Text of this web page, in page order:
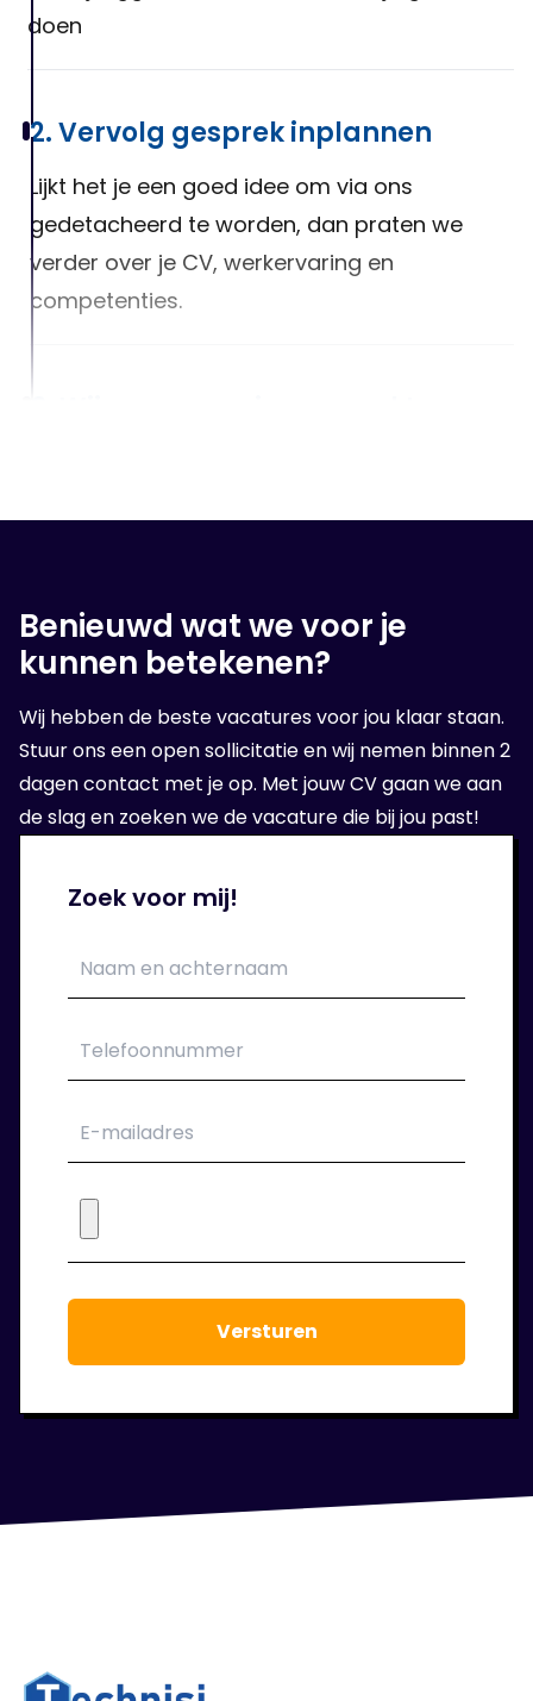
doen
2. Vervolg gesprek inplannen
Lijkt het je een goed idee om via ons
gedetacheerd te worden, dan praten we
verder over je CV, werkervaring en
competenties.
4. Op sollicitatie gesprek
jou hebben gevonden, volgt er een sollicitatie
bij de opdrachtgever.
5. Aan de slag!
kan je aan de slag bij je nieuwe
6. Wij blijven klaar staan!
Tijdens de periode dat je bij ons in dienst
bent houden we regelmatig contact. We
staan voor je klaar om jouw werkgeluk voort
Zoek voor mij!
Benieuwd wat we voor je
kunnen betekenen?
Wij hebben de beste vacatures voor jou klaar staan.
Stuur ons een open sollicitatie en wij nemen binnen 2
dagen contact met je op. Met jouw CV gaan we aan
de slag en zoeken we de vacature die bij jou past!